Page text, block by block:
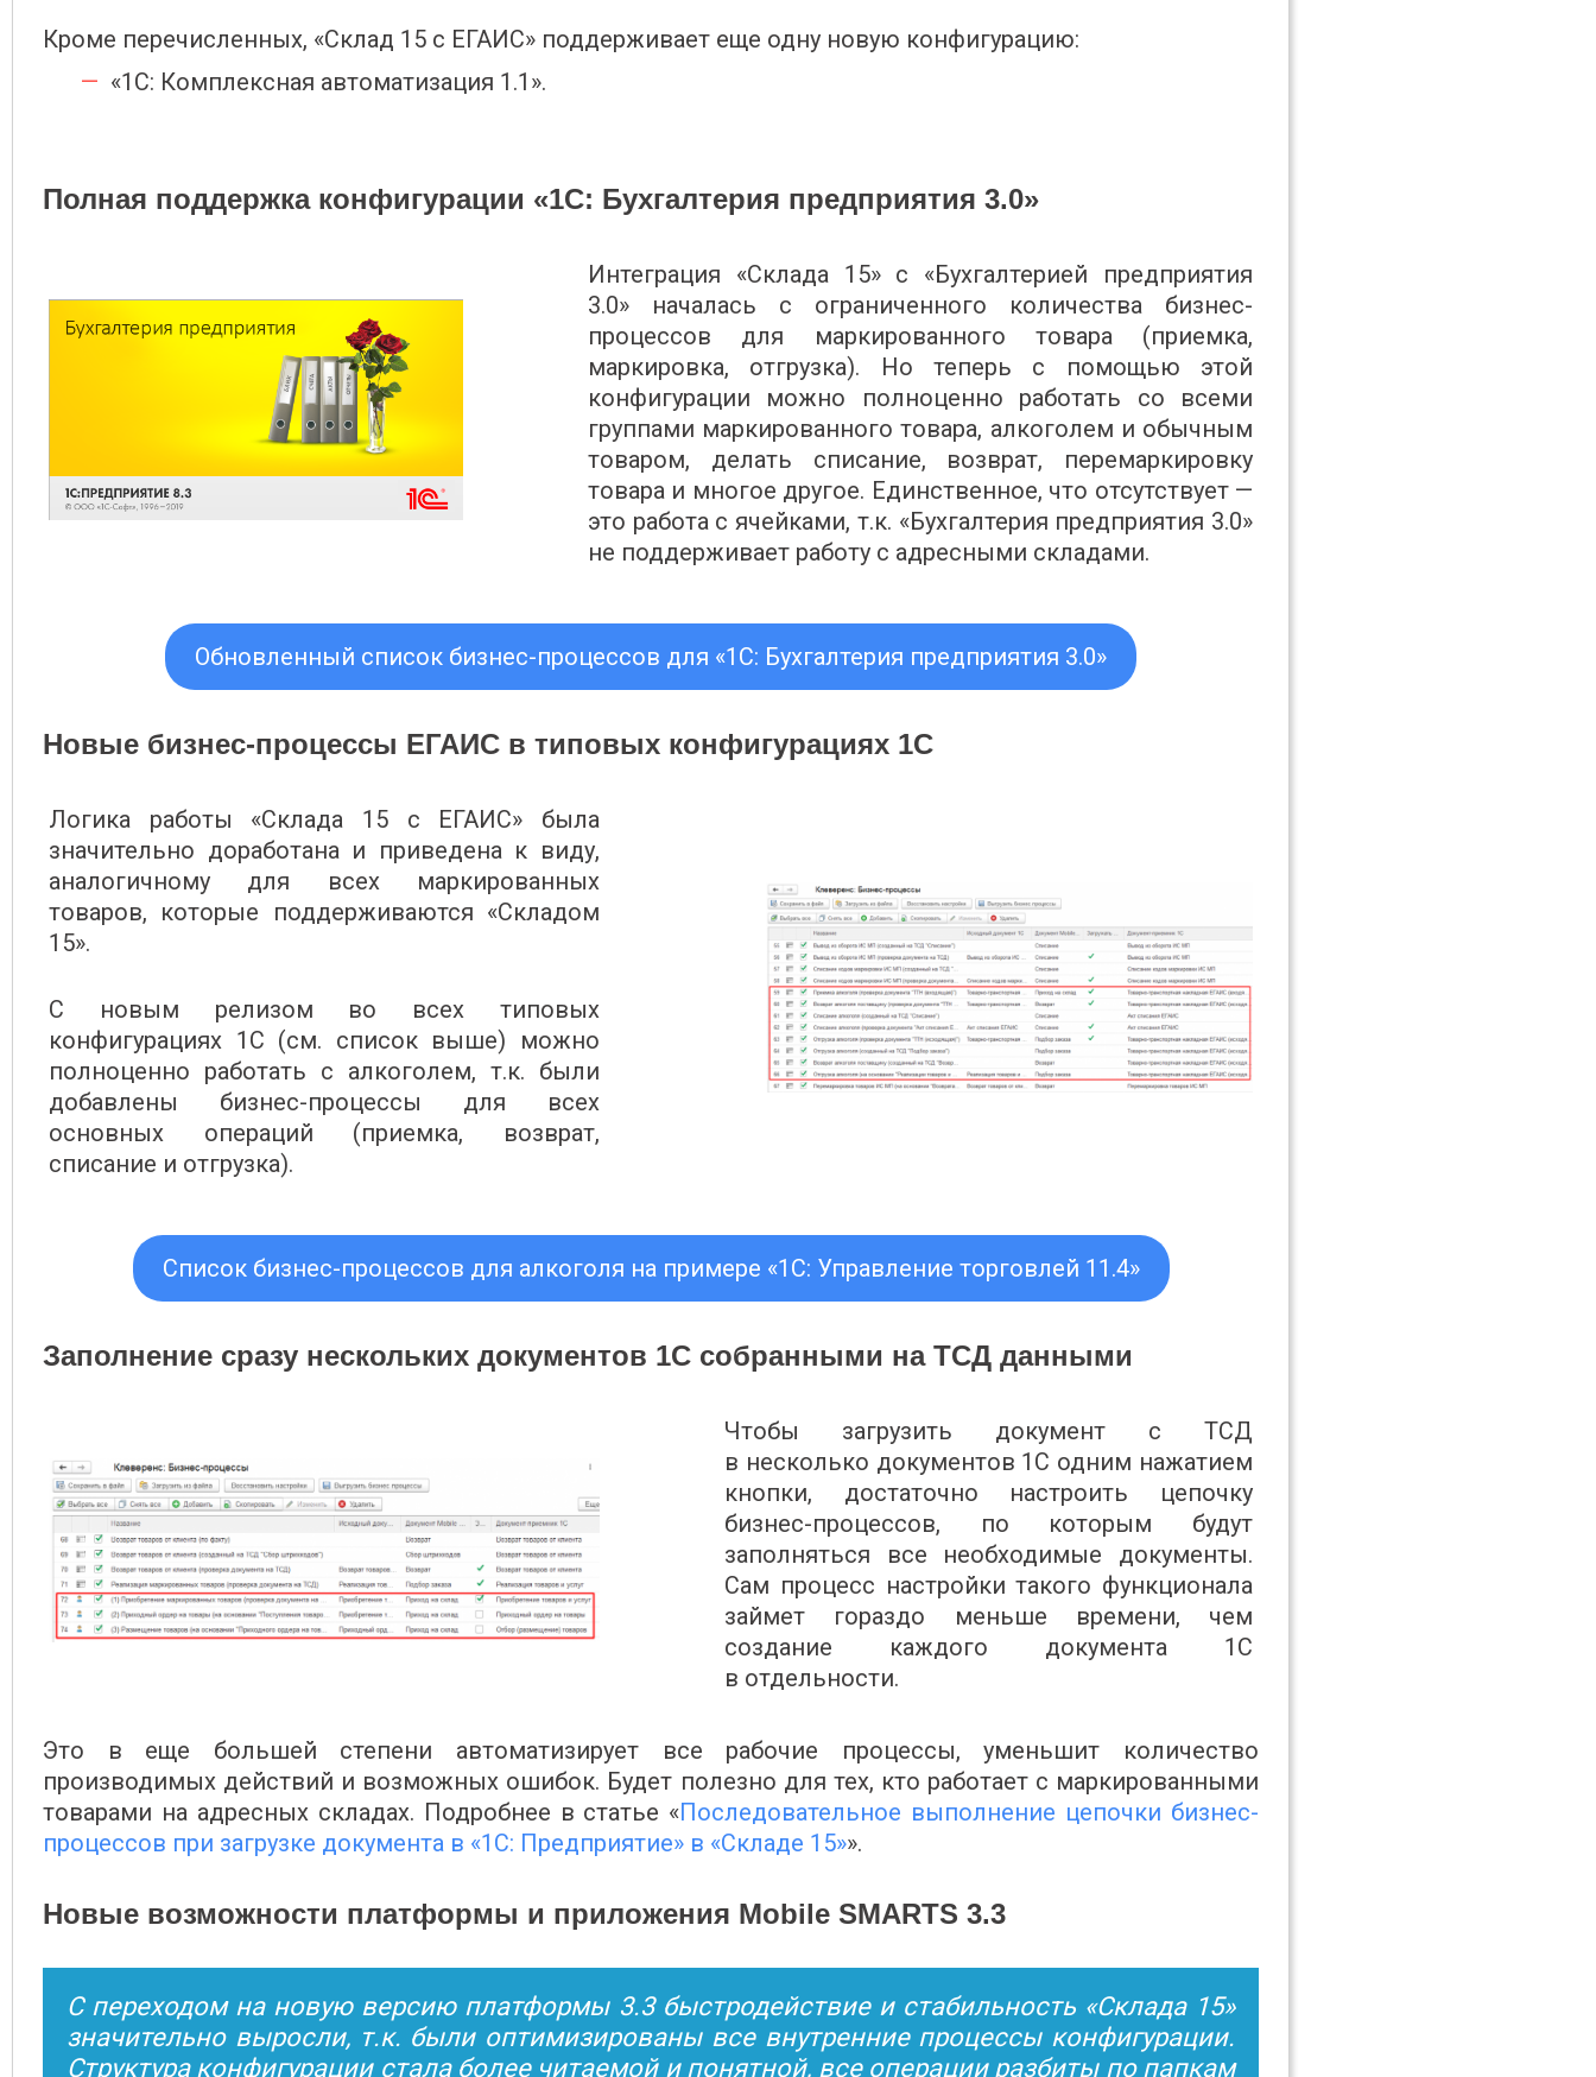
Кроме перечисленных, «Склад 15 с ЕГАИС» поддерживает еще одну новую конфигурацию:
«1С: Комплексная автоматизация 1.1».
Полная поддержка конфигурации «1С: Бухгалтерия предприятия 3.0»
Интеграция «Склада 15» с «Бухгалтерией предприятия
3.0» началась с ограниченного количества бизнес-
процессов для маркированного товара (приемка,
маркировка, отгрузка). Но теперь с помощью этой
конфигурации можно полноценно работать со всеми
группами маркированного товара, алкоголем и обычным
товаром, делать списание, возврат, перемаркировку
товара и многое другое. Единственное, что отсутствует —
это работа с ячейками, т.к. «Бухгалтерия предприятия 3.0»
не поддерживает работу с адресными складами.
Обновленный список бизнес-процессов для «1С: Бухгалтерия предприятия 3.0»
Новые бизнес-процессы ЕГАИС в типовых конфигурациях 1С
Логика работы «Склада 15 с ЕГАИС» была
значительно доработана и приведена к виду,
аналогичному для всех маркированных
товаров, которые поддерживаются «Складом
15».
С новым релизом во всех типовых
конфигурациях 1С (см. список выше) можно
полноценно работать с алкоголем, т.к. были
добавлены бизнес-процессы для всех
основных операций (приемка, возврат,
списание и отгрузка).
Список бизнес-процессов для алкоголя на примере «1С: Управление торговлей 11.4»
Заполнение сразу нескольких документов 1С собранными на ТСД данными
Чтобы загрузить документ с ТСД
в несколько документов 1С одним нажатием
кнопки, достаточно настроить цепочку
бизнес-процессов, по которым будут
заполняться все необходимые документы.
Сам процесс настройки такого функционала
займет гораздо меньше времени, чем
создание каждого документа 1С
в отдельности.
Это в еще большей степени автоматизирует все рабочие процессы, уменьшит количество
производимых действий и возможных ошибок. Будет полезно для тех, кто работает с маркированными
товарами на адресных складах. Подробнее в статье «Последовательное выполнение цепочки бизнес-
процессов при загрузке документа в «1С: Предприятие» в «Складе 15»».
Новые возможности платформы и приложения Mobile SMARTS 3.3
С переходом на новую версию платформы 3.3 быстродействие и стабильность «Склада 15»
значительно выросли, т.к. были оптимизированы все внутренние процессы конфигурации.
Структура конфигурации стала более читаемой и понятной, все операции разбиты по папкам